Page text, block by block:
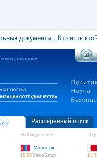
документы Кто есть кто?
Расширенный поиск
Наблюдатели:
Монголия
15:05 Улан-Батор